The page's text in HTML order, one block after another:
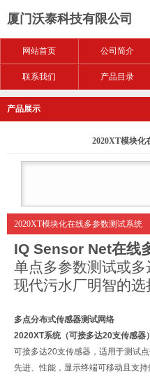
厦门沃泰科技有限公司
网站首页 公司简介
联系我们 产品目录
产品展示
2020XT模块化
2020XT模块化在线多参数测试系统
IQ Sensor Net在线
单点多参数测试或多
现代污水厂明智的选
多点分布式传感器测试网络
2020XT系统（可接多达20支传感器）
可接多达20支传感器，适用于测试
先进、性能，显示终端可移动且支持